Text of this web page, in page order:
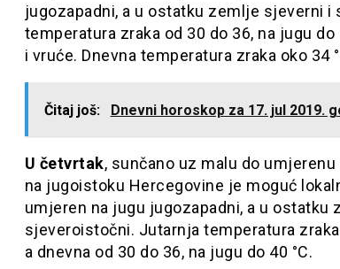
jugozapadni, a u ostatku zemlje sjeverni i
temperatura zraka od 30 do 36, na jugu do
i vruće. Dnevna temperatura zraka oko 34
Čitaj još: Dnevni horoskop za 17. jul 2019.
U četvrtak, sunčano uz malu do
na jugoistoku Hercegovine je moguć
umjeren na jugu jugozapadni, a u ostatku
sjeveroistočni. Jutarnja temperatura
a dnevna od 30 do 36, na jugu do 40 °C.